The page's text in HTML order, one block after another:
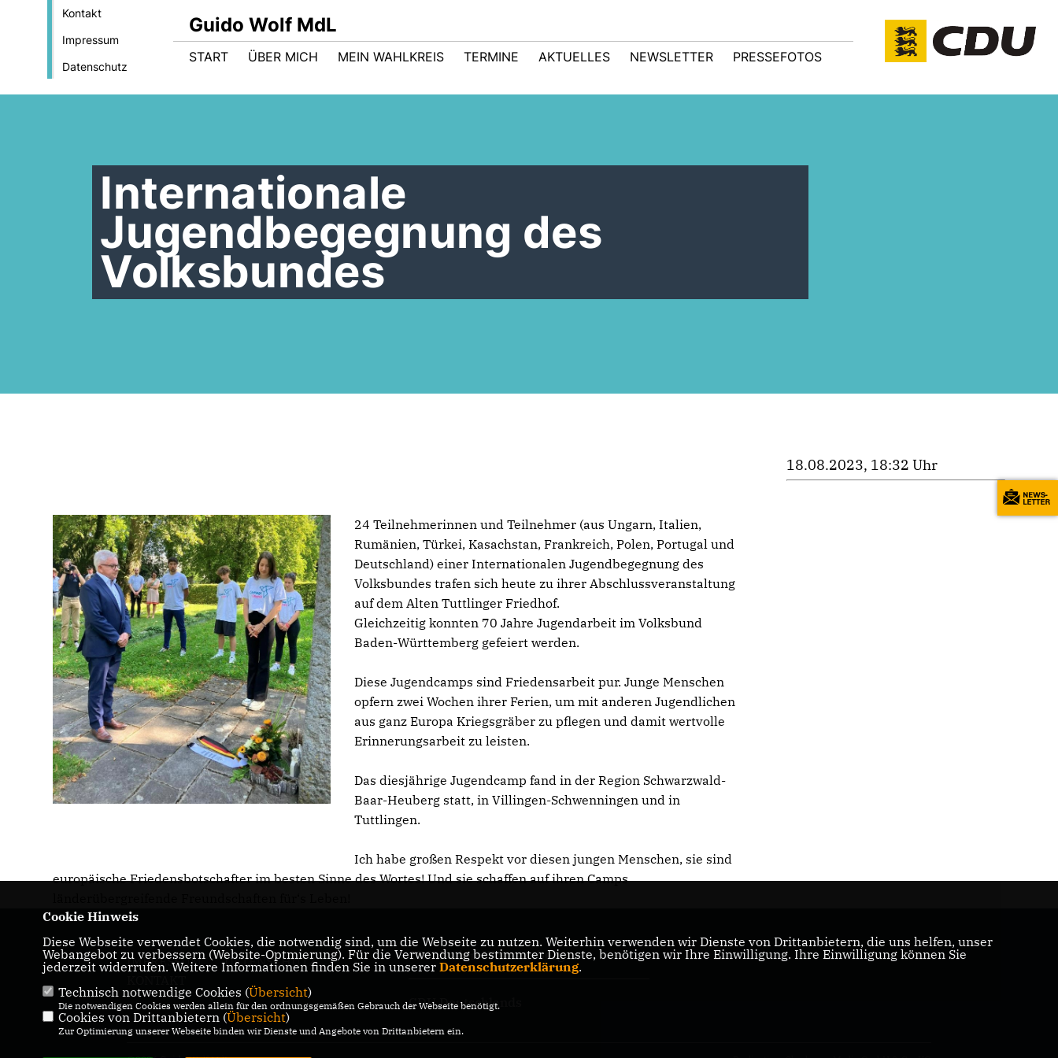
Kontakt
Impressum
Datenschutz
Guido Wolf MdL
START ÜBER MICH MEIN WAHLKREIS TERMINE AKTUELLES NEWSLETTER PRESSEFOTOS
Internationale
Jugendbegegnung des
Volksbundes
24 Teilnehmerinnen und Teilnehmer (aus Ungarn, Italien,
Rumänien, Türkei, Kasachstan, Frankreich, Polen, Portugal und
Deutschland) einer Internationalen Jugendbegegnung des
Volksbundes trafen sich heute zu ihrer Abschlussveranstaltung
auf dem Alten Tuttlinger Friedhof.
Gleichzeitig konnten 70 Jahre Jugendarbeit im Volksbund
Baden-Württemberg gefeiert werden.
Diese Jugendcamps sind Friedensarbeit pur. Junge Menschen
opfern zwei Wochen ihrer Ferien, um mit anderen Jugendlichen
aus ganz Europa Kriegsgräber zu pflegen und damit wertvolle
Erinnerungsarbeit zu leisten.
Das diesjährige Jugendcamp fand in der Region Schwarzwald-
Baar-Heuberg statt, in Villingen-Schwenningen und in
Tuttlingen.
Ich habe großen Respekt vor diesen jungen Menschen, sie sind
europäische Friedensbotschafter im besten Sinne des Wortes! Und sie schaffen auf ihren Camps
18.08.2023, 18:32 Uhr
IMPRESSUM
DATENSCHUTZ
CDU Baden-Württemberg
CDU Deutschlands
Cookie Hinweis
Diese Webseite verwendet Cookies, die notwendig sind, um die Webseite zu nutzen. Weiterhin verwenden wir Dienste von Drittanbietern, die uns helfen, unser
Webangebot zu verbessern (Website-Optmierung). Für die Verwendung bestimmter Dienste, benötigen wir Ihre Einwilligung. Ihre Einwilligung können Sie
jederzeit widerrufen. Weitere Informationen finden Sie in unserer Datenschutzerklärung.
Technisch notwendige Cookies (Übersicht)
Die notwendigen Cookies werden allein für den ordnungsgemäßen Gebrauch der Webseite benötigt.
Cookies von Drittanbietern (Übersicht)
Zur Optimierung unserer Webseite binden wir Dienste und Angebote von Drittanbietern ein.